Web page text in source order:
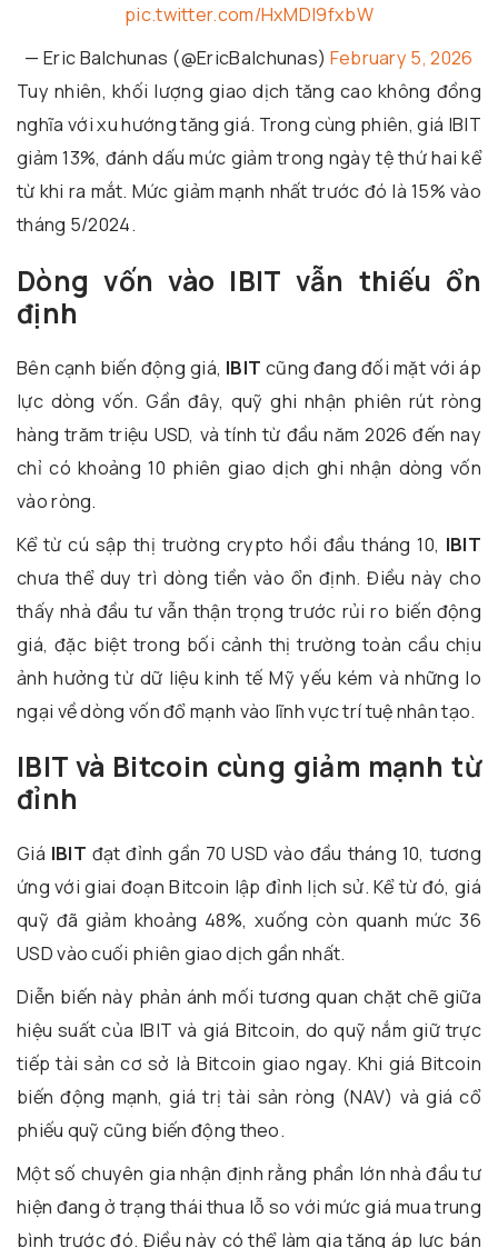
pic.twitter.com/HxMDl9fxbW
— Eric Balchunas (@EricBalchunas) February 5, 2026
Tuy nhiên, khối lượng giao dịch tăng cao không đồng
nghĩa với xu hướng tăng giá. Trong cùng phiên, giá IBIT
giảm 13%, đánh dấu mức giảm trong ngày tệ thứ hai kể
từ khi ra mắt. Mức giảm mạnh nhất trước đó là 15% vào
tháng 5/2024.
Dòng vốn vào IBIT vẫn thiếu ổn
định
Bên cạnh biến động giá, IBIT cũng đang đối mặt với áp
lực dòng vốn. Gần đây, quỹ ghi nhận phiên rút ròng
hàng trăm triệu USD, và tính từ đầu năm 2026 đến nay
chỉ có khoảng 10 phiên giao dịch ghi nhận dòng vốn
vào ròng.
Kể từ cú sập thị trường crypto hồi đầu tháng 10, IBIT
chưa thể duy trì dòng tiền vào ổn định. Điều này cho
thấy nhà đầu tư vẫn thận trọng trước rủi ro biến động
giá, đặc biệt trong bối cảnh thị trường toàn cầu chịu
ảnh hưởng từ dữ liệu kinh tế Mỹ yếu kém và những lo
ngại về dòng vốn đổ mạnh vào lĩnh vực trí tuệ nhân tạo.
IBIT và Bitcoin cùng giảm mạnh từ
đỉnh
Giá IBIT đạt đỉnh gần 70 USD vào đầu tháng 10, tương
ứng với giai đoạn Bitcoin lập đỉnh lịch sử. Kể từ đó, giá
quỹ đã giảm khoảng 48%, xuống còn quanh mức 36
USD vào cuối phiên giao dịch gần nhất.
Diễn biến này phản ánh mối tương quan chặt chẽ giữa
hiệu suất của IBIT và giá Bitcoin, do quỹ nắm giữ trực
tiếp tài sản cơ sở là Bitcoin giao ngay. Khi giá Bitcoin
biến động mạnh, giá trị tài sản ròng (NAV) và giá cổ
phiếu quỹ cũng biến động theo.
Một số chuyên gia nhận định rằng phần lớn nhà đầu tư
hiện đang ở trạng thái thua lỗ so với mức giá mua trung
bình trước đó. Điều này có thể làm gia tăng áp lực bán